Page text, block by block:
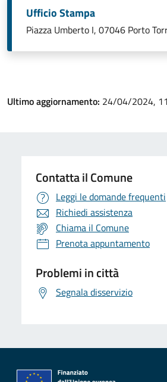
Ufficio Stampa
Piazza Umberto I, 07046 Porto
Ultimo aggiornamento: 24/04/2024,
Contatta il Comune
Leggi le domande frequenti
Richiedi assistenza
Chiama il Comune
Prenota appuntamento
Problemi in città
Segnala disservizio